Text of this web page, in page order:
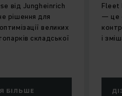
від Jungheinrich
рішення для
великих
складської
БІЛЬШЕ
Fleet
— це
і